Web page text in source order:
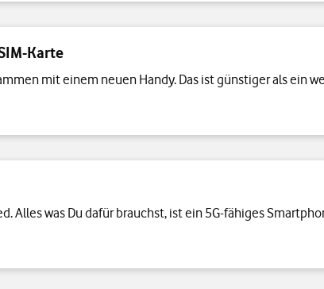
Karte
mit einem neuen Handy. Das ist günstiger als ein
Alles was Du dafür brauchst, ist ein 5G-fähiges